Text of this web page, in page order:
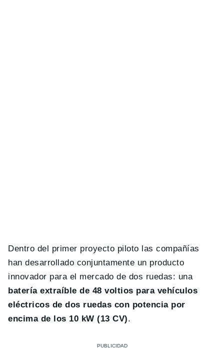
Dentro del primer proyecto piloto las compañías
han desarrollado conjuntamente un producto
innovador para el mercado de dos ruedas: una
bateríaextraíble de 48 voltios para vehículos
eléctricos de dos ruedas con potencia por
encima de los 10 kW (13 CV).